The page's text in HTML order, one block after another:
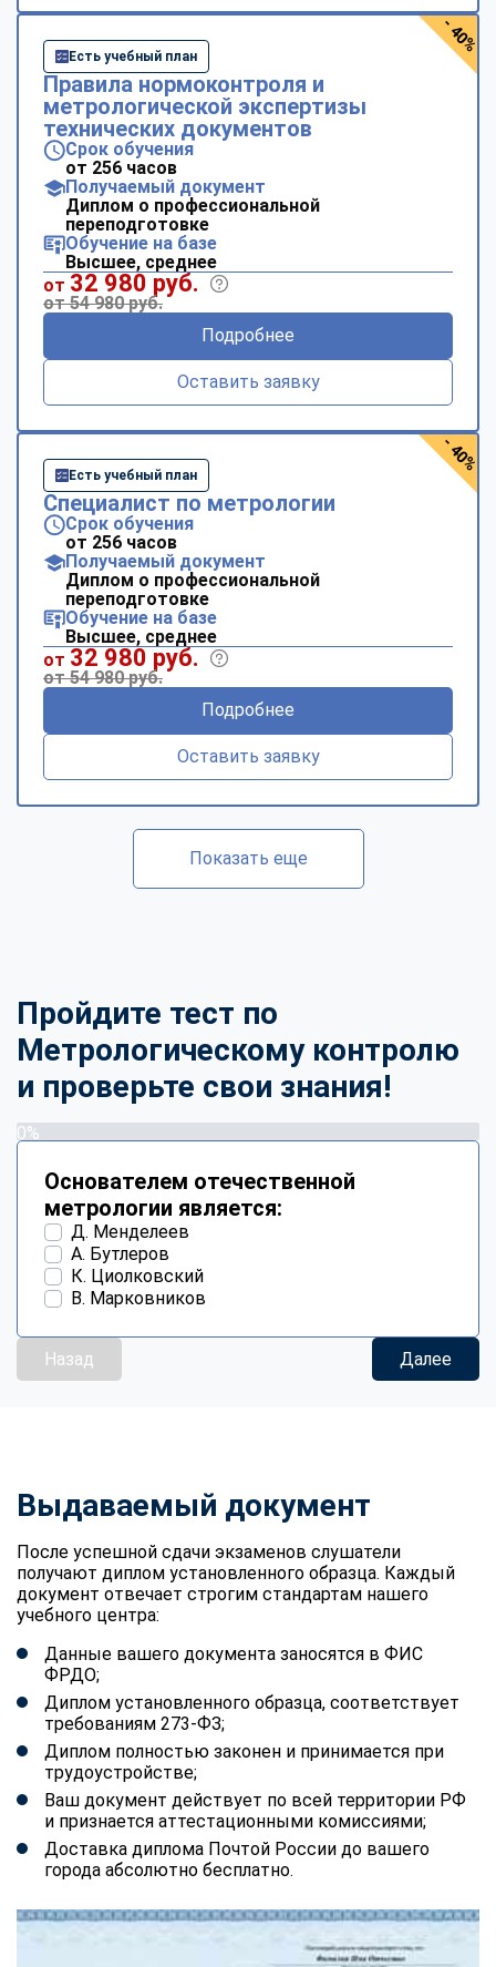
Есть учебный план
Правила нормоконтроля и
метрологической экспертизы
технических документов
Срок обучения
от 256 часов
Получаемый документ
Диплом о профессиональной
переподготовке
Обучение на базе
Высшее, среднее
от 32 980 руб.
от 54 980 руб.
Подробнее
Оставить заявку
- 40%
Есть учебный план
Специалист по метрологии
Срок обучения
от 256 часов
Получаемый документ
Диплом о профессиональной
переподготовке
Обучение на базе
Высшее, среднее
от 32 980 руб.
от 54 980 руб.
Подробнее
Оставить заявку
- 40%
Показать еще
Пройдите тест по
Метрологическому контролю
и проверьте свои знания!
0%
Основателем отечественной
метрологии является:
Д. Менделеев
А. Бутлеров
К. Циолковский
В. Марковников
Назад Далее
Выдаваемый документ
После успешной сдачи экзаменов слушатели
получают диплом установленного образца. Каждый
документ отвечает строгим стандартам нашего
учебного центра:
Данные вашего документа заносятся в ФИС
ФРДО;
Диплом установленного образца, соответствует
требованиям 273-ФЗ;
Диплом полностью законен и принимается при
трудоустройстве;
Ваш документ действует по всей территории РФ
и признается аттестационными комиссиями;
Доставка диплома Почтой России до вашего
города абсолютно бесплатно.